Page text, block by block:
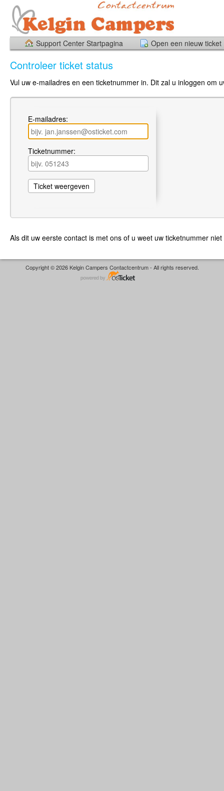
Support Center Startpagina Open een nieuw ticket
Controleer ticket status
Vul uw e-mailadres en een ticketnummer in. Dit zal u inloggen om
E-mailadres:
Ticketnummer:
Als dit uw eerste contact is met ons of u weet uw ticketnummer
Copyright © 2026 Kelgin Campers Contactcentrum - All rights reserved.